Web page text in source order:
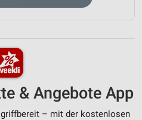
& Angebote App
– mit der kostenlosen